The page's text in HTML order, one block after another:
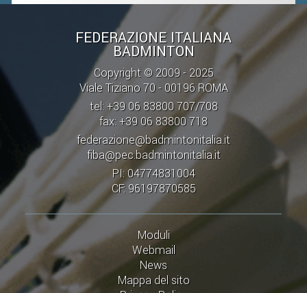
FEDERAZIONE ITALIANA
BADMINTON
Copyright © 2009 - 2025
Viale Tiziano 70 - 00196 ROMA
tel: +39 06 83800 707/708
fax: +39 06 83800 718
federazione@badmintonitalia.it
fiba@pec.badmintonitalia.it
PI: 04774831004
CF: 96197870585
Moduli
Webmail
News
Mappa del sito
DIRIGENTI
CORSI
DOCUMENTAZIONE E RICERCA
CONVENZIONI UNIVERSITÀ
DOCENTI FORMATORI
(D)ISTANTI DI B@DMINTON
ALBI FEDERALI
FEDERAZIONE TRASPARENTE
AMMISSIONE, AFFILIAZIONE E
REVOCA DI SOCIETÀ, ASSOCIAZIONI
E TESSERATI